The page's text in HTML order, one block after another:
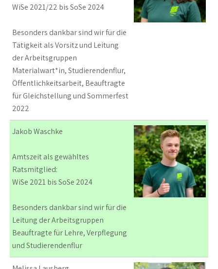
WiSe 2021/22 bis SoSe 2024
Besonders dankbar sind wir für die
Tätigkeit als Vorsitz und Leitung
der Arbeitsgruppen
Materialwart*in, Studierendenflur,
Öffentlichkeitsarbeit, Beauftragte
für Gleichstellung und Sommerfest
2022
Jakob Waschke
Amtszeit als gewähltes
Ratsmitglied:
WiSe 2021 bis SoSe 2024
Besonders dankbar sind wir für die
Leitung der Arbeitsgruppen
Beauftragte für Lehre, Verpflegung
und Studierendenflur